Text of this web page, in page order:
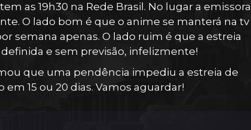
as 19h30 na Rede Brasil. No lugar a emissora
O lado bom é que o anime se manterá na tv
semana apenas. O lado ruim é que a estreia
e sem previsão, infelizmente!
que uma pendência impediu a estreia de
15 ou 20 dias. Vamos aguardar!